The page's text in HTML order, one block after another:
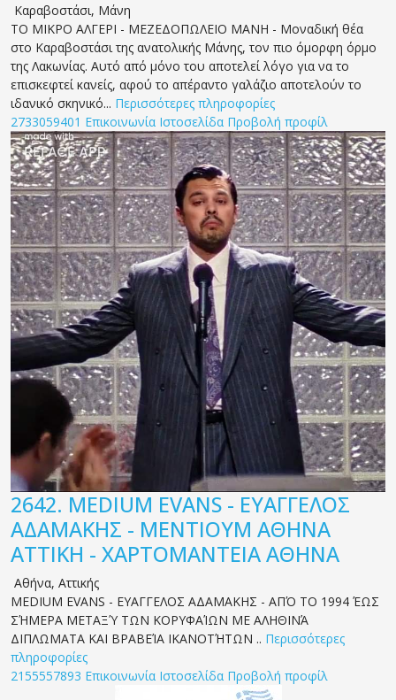
Καραβοστάσι, Μάνη
ΤΟ ΜΙΚΡΟ ΑΛΓΕΡΙ - ΜΕΖΕΔΟΠΩΛΕΙΟ ΜΑΝΗ - Μοναδική θέα
στο Καραβοστάσι της ανατολικής Μάνης, τον πιο όμορφη όρμο
της Λακωνίας. Αυτό από μόνο του αποτελεί λόγο για να το
επισκεφτεί κανείς, αφού το απέραντο γαλάζιο αποτελούν το
ιδανικό σκηνικό... Περισσότερες πληροφορίες
2733059401 Επικοινωνία Ιστοσελίδα Προβολή προφίλ
2642. MEDIUM EVANS - ΕΥΑΓΓΕΛΟΣ
ΑΔΑΜΑΚΗΣ - ΜΕΝΤΙΟΥΜ ΑΘΗΝΑ
ΑΤΤΙΚΗ - ΧΑΡΤΟΜΑΝΤΕΙΑ ΑΘΗΝΑ
Αθήνα, Αττικής
MEDIUM EVANS - ΕΥΑΓΓΕΛΟΣ ΑΔΑΜΑΚΗΣ - ΑΠΌ ΤΟ 1994 ΈΩΣ
ΣΉΜΕΡΑ ΜΕΤΑΞΎ ΤΩΝ ΚΟΡΥΦΑΊΩΝ ΜΕ ΑΛΗΘΙΝΆ
ΔΙΠΛΩΜΑΤΑ ΚΑΙ ΒΡΑΒΕΊΑ ΙΚΑΝΟΤΉΤΩΝ .. Περισσότερες
πληροφορίες
2155557893 Επικοινωνία Ιστοσελίδα Προβολή προφίλ